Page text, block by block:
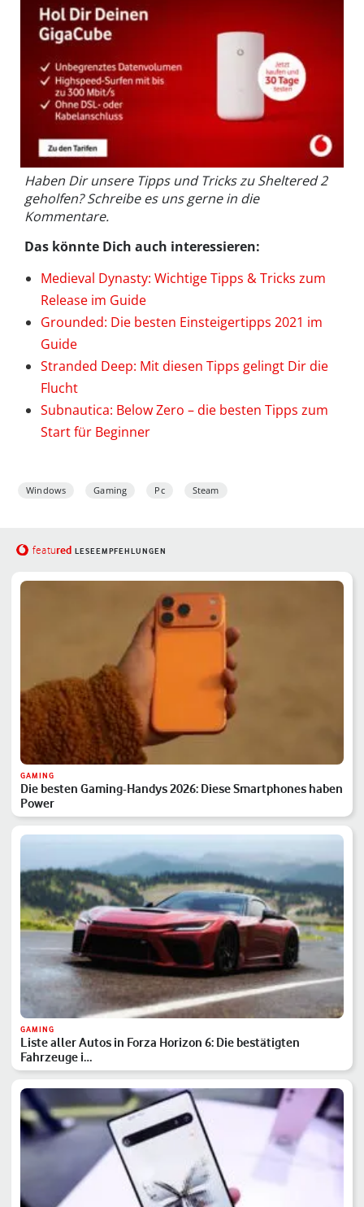
Haben Dir unsere Tipps und Tricks zu Sheltered 2
geholfen? Schreibe es uns gerne in die
Kommentare.
Das könnte Dich auch interessieren:
Medieval Dynasty: Wichtige Tipps & Tricks zum
Release im Guide
Grounded: Die besten Einsteigertipps 2021 im
Guide
Stranded Deep: Mit diesen Tipps gelingt Dir die
Flucht
Subnautica: Below Zero – die besten Tipps zum
Start für Beginner
Windows Gaming Pc Steam
featured LESEEMPFEHLUNGEN
GAMING
Die besten Gaming-Handys 2026: Diese Smartphones haben
Power
GAMING
Liste aller Autos in Forza Horizon 6: Die bestätigten
Fahrzeuge i…